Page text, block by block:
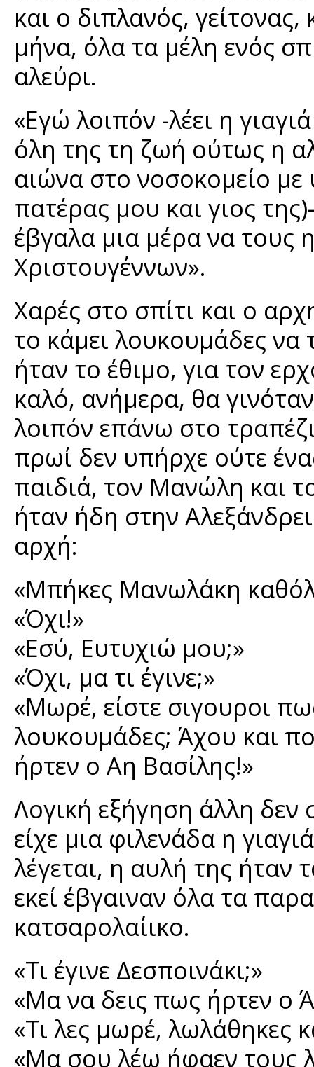
και ο διπλανός,
μήνα, όλα τα μέλη ενός
αλεύρι.
«Εγώ λοιπόν -λέει η
όλη της τη ζωή ούτως η
αιώνα στο νοσοκομείο με
πατέρας μου και γιος
έβγαλα μια μέρα να
Χριστουγέννων».
Χαρές στο σπίτι και ο
το κάμει λουκουμάδες να
ήταν το έθιμο, για τον
καλό, ανήμερα, θα
λοιπόν επάνω στο
πρωί δεν υπήρχε ούτε
παιδιά, τον Μανώλη και
ήταν ήδη στην
αρχή:
«Μπήκες Μανωλάκη
«Όχι!»
«Εσύ, Ευτυχιώ μου;»
«Όχι, μα τι έγινε;»
«Μωρέ, είστε σιγουροι
λουκουμάδες; Άχου και
ήρτεν ο Αη Βασίλης!»
Λογική εξήγηση άλλη
είχε μια φιλενάδα η
λέγεται, η αυλή της ήταν
εκεί έβγαιναν όλα τα
κατσαρολαίικο.
«Τι έγινε Δεσποινάκι;»
«Μα να δεις πως ήρτεν ο
«Τι λες μωρέ, λωλάθηκες
«Μα σου λέω ήφαεν τους